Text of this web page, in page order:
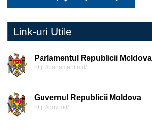
Link-uri Utile
Parlamentul Republicii Moldova
http://parlament.md/
Guvernul Republicii Moldova
http://gov.md/